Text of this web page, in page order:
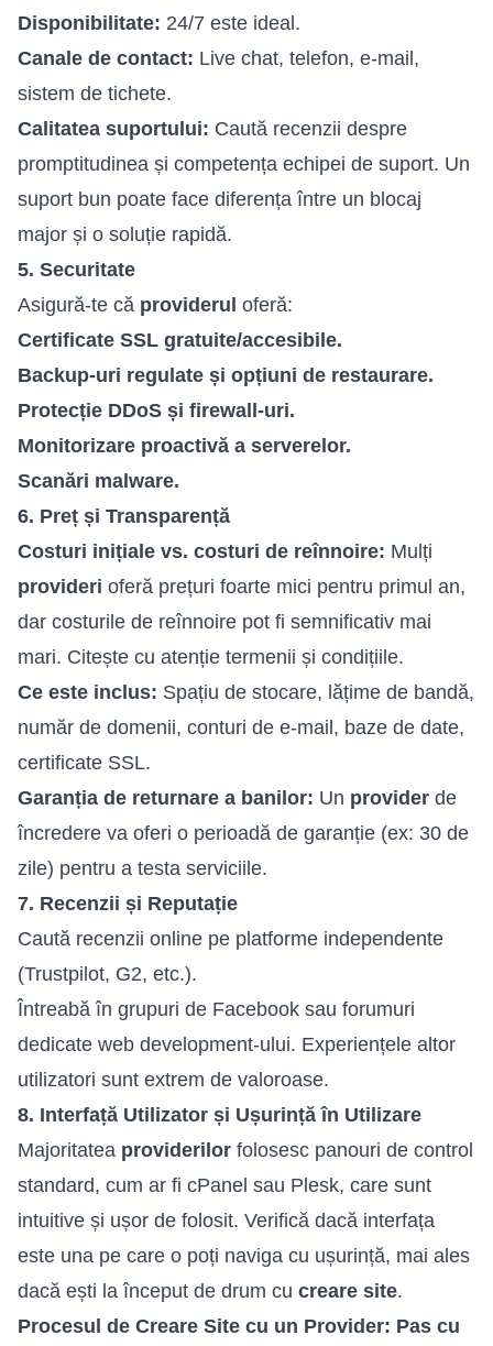
Disponibilitate: 24/7 este ideal.
Canale de contact: Live chat, telefon, e-mail,
sistem de tichete.
Calitatea suportului: Caută recenzii despre
promptitudinea și competența echipei de suport. Un
suport bun poate face diferența între un blocaj
major și o soluție rapidă.
5. Securitate
Asigură-te că providerul oferă:
Certificate SSL gratuite/accesibile.
Backup-uri regulate și opțiuni de restaurare.
Protecție DDoS și firewall-uri.
Monitorizare proactivă a serverelor.
Scanări malware.
6. Preț și Transparență
Costuri inițiale vs. costuri de reînnoire: Mulți
provideri oferă prețuri foarte mici pentru primul an,
dar costurile de reînnoire pot fi semnificativ mai
mari. Citește cu atenție termenii și condițiile.
Ce este inclus: Spațiu de stocare, lățime de bandă,
număr de domenii, conturi de e-mail, baze de date,
certificate SSL.
Garanția de returnare a banilor: Un provider de
încredere va oferi o perioadă de garanție (ex: 30 de
zile) pentru a testa serviciile.
7. Recenzii și Reputație
Caută recenzii online pe platforme independente
(Trustpilot, G2, etc.).
Întreabă în grupuri de Facebook sau forumuri
dedicate web development-ului. Experiențele altor
utilizatori sunt extrem de valoroase.
8. Interfață Utilizator și Ușurință în Utilizare
Majoritatea providerilor folosesc panouri de control
standard, cum ar fi cPanel sau Plesk, care sunt
intuitive și ușor de folosit. Verifică dacă interfața
este una pe care o poți naviga cu ușurință, mai ales
dacă ești la început de drum cu creare site.
Procesul de Creare Site cu un Provider: Pas cu